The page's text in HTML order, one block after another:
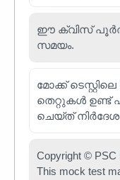
ഈ ക്വിസ്
സമയം.
മോക്ക്
തെറ്റുകൾ ഉണ്ട്
ചെയ്ത്
Copyright © PSC
This mock test